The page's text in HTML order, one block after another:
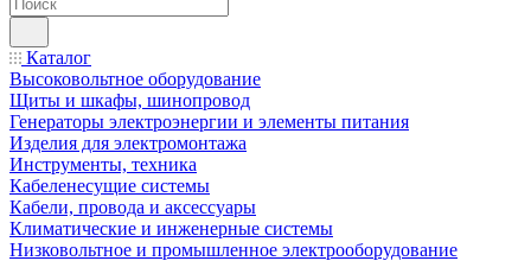
Каталог
Высоковольтное оборудование
Щиты и шкафы, шинопровод
Генераторы электроэнергии и элементы питания
Изделия для электромонтажа
Инструменты, техника
Кабеленесущие системы
Кабели, провода и аксессуары
Климатические и инженерные системы
Низковольтное и промышленное электрооборудование